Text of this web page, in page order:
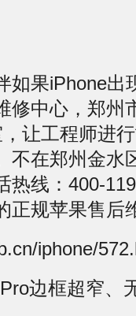
果iPhone出
修中心，郑州
让工程师进
不在郑州金水
热线：400-
正规苹果售后
iphone/
边框超窄、